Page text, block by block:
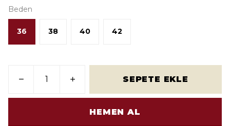
Beden
36 38 40 42
SEPETE EKLE
HEMEN AL